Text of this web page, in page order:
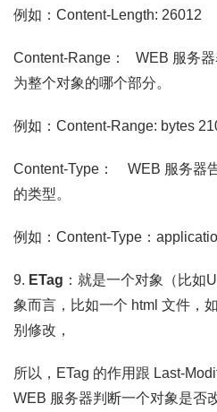
例如：Content-Length: 26012
Content-Range： WEB 服务
为整个对象的哪个部分。
例如：Content-Range: bytes
Content-Type： WEB 服务器
的类型。
例如：Content-Type：
9. ETag ：就是一个对象（比如
象而言，比如一个 html 文件，
别修改，
所以，ETag 的作用跟 Last-
WEB 服务器判断一个对象是否